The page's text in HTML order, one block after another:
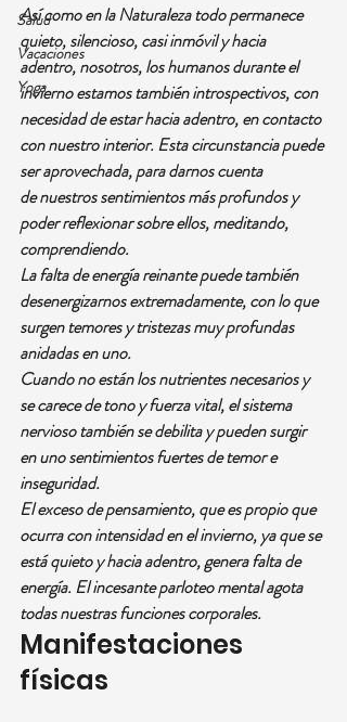
Salud
Vacaciones
Yoga
Así como en la Naturaleza todo permanece
quieto, silencioso, casi inmóvil y hacia
adentro, nosotros, los humanos durante el
invierno estamos también introspectivos, con
necesidad de estar hacia adentro, en contacto
con nuestro interior. Esta circunstancia puede
ser aprovechada, para darnos cuenta
de nuestros sentimientos más profundos y
poder reflexionar sobre ellos, meditando,
comprendiendo.
La falta de energía reinante puede también
desenergizarnos extremadamente, con lo que
surgen temores y tristezas muy profundas
anidadas en uno.
Cuando no están los nutrientes necesarios y
se carece de tono y fuerza vital, el sistema
nervioso también se debilita y pueden surgir
en uno sentimientos fuertes de temor e
inseguridad.
El exceso de pensamiento, que es propio que
ocurra con intensidad en el invierno, ya que se
está quieto y hacia adentro, genera falta de
energía. El incesante parloteo mental agota
todas nuestras funciones corporales.
Manifestaciones
físicas